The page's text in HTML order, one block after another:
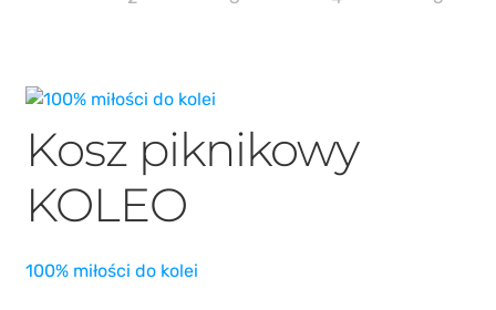
Kosz piknikowy
KOLEO
100% miłości do kolei